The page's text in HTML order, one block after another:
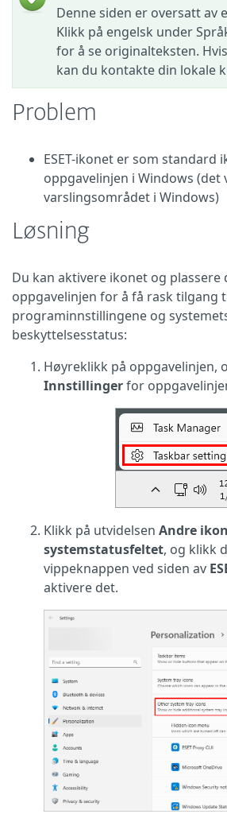
Denne siden er oversatt av
Klikk på engelsk under
for å se originalteksten.
kan du kontakte din lokale
Problem
ESET-ikonet er som standard
oppgavelinjen i Windows (det
varslingsområdet i Windows)
Løsning
Du kan aktivere ikonet og plassere
oppgavelinjen for å få rask tilgang
programinnstillingene og
beskyttelsesstatus:
Høyreklikk på oppgavelinjen,
Innstillingerfor
Klikk på utvidelsen Andre
systemstatusfeltet, og klikk
vippeknappen ved siden av
aktivere det.